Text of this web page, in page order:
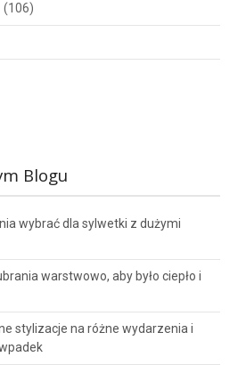
(106)
Blogu
wybrać dla sylwetki z dużymi
warstwowo, aby było ciepło i
stylizacje na różne wydarzenia i